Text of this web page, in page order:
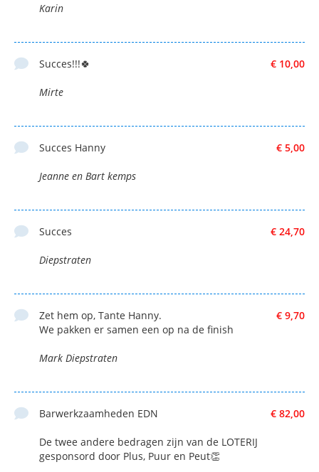
Karin
€ 10,00
Succes!!!🍀
Mirte
€ 5,00
Succes Hanny
Jeanne en Bart kemps
€ 24,70
Succes
Diepstraten
€ 9,70
Zet hem op, Tante Hanny.
We pakken er samen een op na de finish
Mark Diepstraten
€ 82,00
Barwerkzaamheden EDN
De twee andere bedragen zijn van de LOTERIJ
gesponsord door Plus, Puur en Peut👏